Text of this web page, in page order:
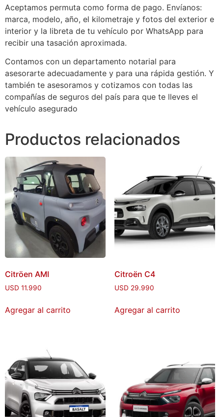
Aceptamos permuta como forma de pago. Envíanos:
marca, modelo, año, el kilometraje y fotos del exterior e
interior y la libreta de tu vehículo por WhatsApp para
recibir una tasación aproximada.
Contamos con un departamento notarial para
asesorarte adecuadamente y para una rápida gestión. Y
también te asesoramos y cotizamos con todas las
compañías de seguros del país para que te lleves el
vehículo asegurado
Productos relacionados
Citröen AMI
USD 11.990
Agregar al carrito
Citroën C4
USD 29.990
Agregar al carrito